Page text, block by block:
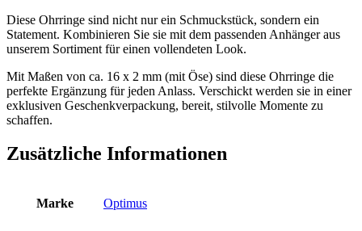
Diese Ohrringe sind nicht nur ein Schmuckstück, sondern ein
Statement. Kombinieren Sie sie mit dem passenden Anhänger aus
unserem Sortiment für einen vollendeten Look.
Mit Maßen von ca. 16 x 2 mm (mit Öse) sind diese Ohrringe die
perfekte Ergänzung für jeden Anlass. Verschickt werden sie in einer
exklusiven Geschenkverpackung, bereit, stilvolle Momente zu
schaffen.
Zusätzliche Informationen
Marke Optimus